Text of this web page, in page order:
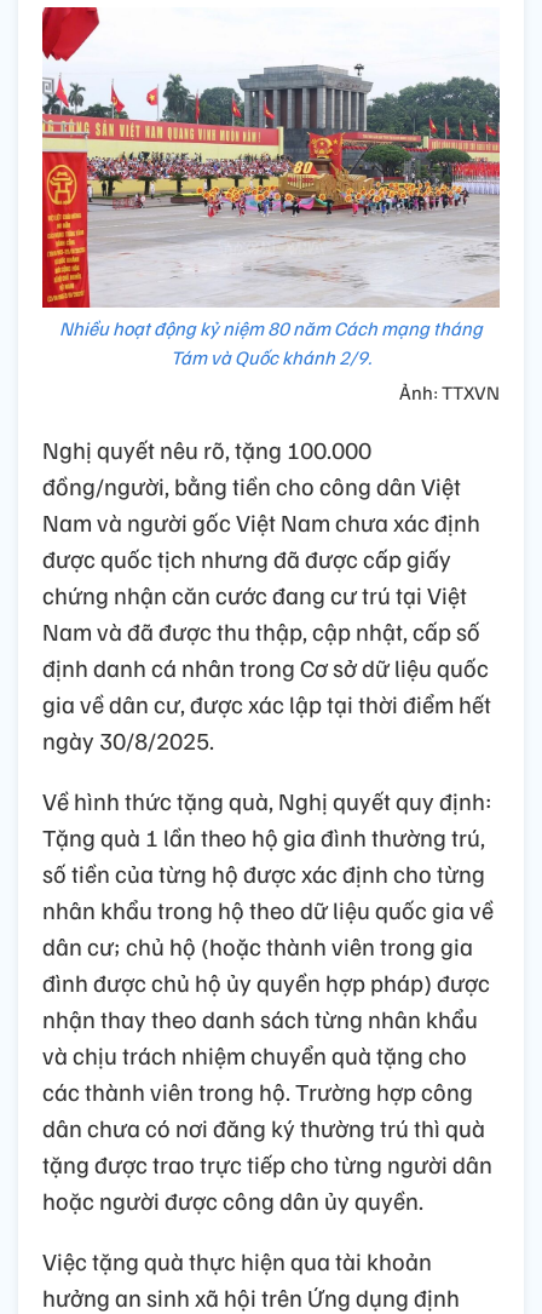
Nhiều hoạt động kỷ niệm 80 năm Cách mạng tháng
Tám và Quốc khánh 2/9.
Ảnh: TTXVN
Nghị quyết nêu rõ, tặng 100.000
đồng/người, bằng tiền cho công dân Việt
Nam và người gốc Việt Nam chưa xác định
được quốc tịch nhưng đã được cấp giấy
chứng nhận căn cước đang cư trú tại Việt
Nam và đã được thu thập, cập nhật, cấp số
định danh cá nhân trong Cơ sở dữ liệu quốc
gia về dân cư, được xác lập tại thời điểm hết
ngày 30/8/2025.
Về hình thức tặng quà, Nghị quyết quy định:
Tặng quà 1 lần theo hộ gia đình thường trú,
số tiền của từng hộ được xác định cho từng
nhân khẩu trong hộ theo dữ liệu quốc gia về
dân cư; chủ hộ (hoặc thành viên trong gia
đình được chủ hộ ủy quyền hợp pháp) được
nhận thay theo danh sách từng nhân khẩu
và chịu trách nhiệm chuyển quà tặng cho
các thành viên trong hộ. Trường hợp công
dân chưa có nơi đăng ký thường trú thì quà
tặng được trao trực tiếp cho từng người dân
hoặc người được công dân ủy quyền.
Việc tặng quà thực hiện qua tài khoản
hưởng an sinh xã hội trên Ứng dụng định